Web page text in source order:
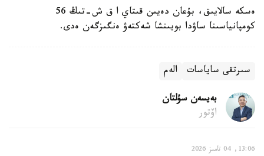
ەسكە سالايىق، بۇعان دەيىن قىتاي ا ق ش-تىڭ 56
كومپانياسىنا ساۋدا بويىنشا شەكتەۋ ەنگىزگەن ەدى.
سىرتقى ساياسات الەم
بەيسەن سۇلتان
اۆتور
13:06, 04 تامىز 2026